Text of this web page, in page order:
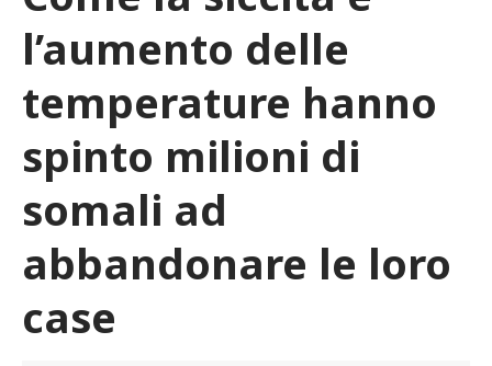
l’aumento delle
temperature hanno
spinto milioni di
somali ad
abbandonare le loro
case